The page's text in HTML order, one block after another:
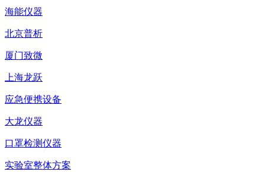
海能仪器
北京普析
厦门致微
上海龙跃
应急便携设备
大龙仪器
口罩检测仪器
实验室整体方案